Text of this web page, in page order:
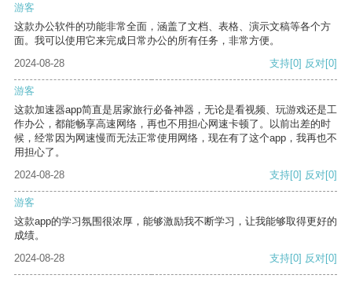
游客
这款办公软件的功能非常全面，涵盖了文档、表格、演示文稿等各个方
面。我可以使用它来完成日常办公的所有任务，非常方便。
2024-08-28
支持[0] 反对[0]
游客
这款加速器app简直是居家旅行必备神器，无论是看视频、玩游戏还是工
作办公，都能畅享高速网络，再也不用担心网速卡顿了。以前出差的时
候，经常因为网速慢而无法正常使用网络，现在有了这个app，我再也不
用担心了。
2024-08-28
支持[0] 反对[0]
游客
这款app的学习氛围很浓厚，能够激励我不断学习，让我能够取得更好的
成绩。
2024-08-28
支持[0] 反对[0]